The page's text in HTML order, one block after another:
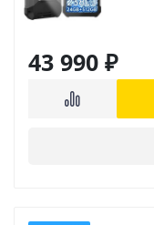
43 990 ₽